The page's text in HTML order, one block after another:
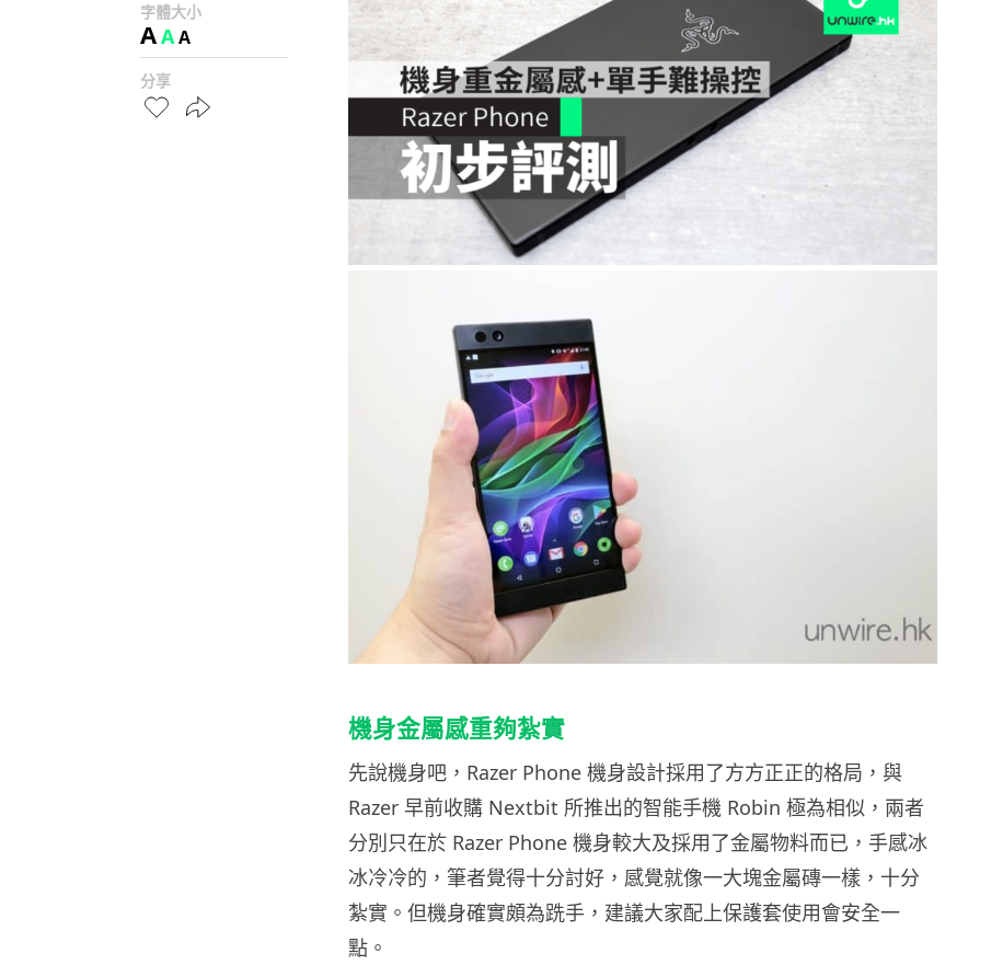
字體大小
AAA
分享
機身金屬感重夠紮實
先說機身吧，Razer Phone 機身設計採用了方方正正的格局，與
Razer 早前收購 Nextbit 所推出的智能手機 Robin 極為相似，兩者
分別只在於 Razer Phone 機身較大及採用了金屬物料而已，手感冰
冰冷冷的，筆者覺得十分討好，感覺就像一大塊金屬磚一樣，十分
紮實。但機身確實頗為跣手，建議大家配上保護套使用會安全一
點。